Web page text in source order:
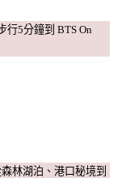
行5分鐘到 BTS On
林湖泊、港口秘境到